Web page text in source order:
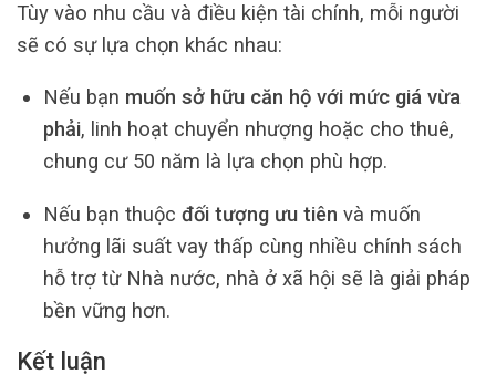
Tùy vào nhu cầu và điều kiện tài chính, mỗi người
sẽ có sự lựa chọn khác nhau:
Nếu bạn muốn sở hữu căn hộ với mức giá vừa
phải, linh hoạt chuyển nhượng hoặc cho thuê,
chung cư 50 năm là lựa chọn phù hợp.
Nếu bạn thuộc đối tượng ưu tiên và muốn
hưởng lãi suất vay thấp cùng nhiều chính sách
hỗ trợ từ Nhà nước, nhà ở xã hội sẽ là giải pháp
bền vững hơn.
Kết luận